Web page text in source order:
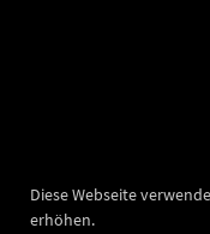
Diese Webseite
erhöhen.